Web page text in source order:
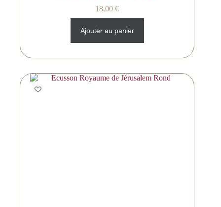
18,00€
Ajouter au panier